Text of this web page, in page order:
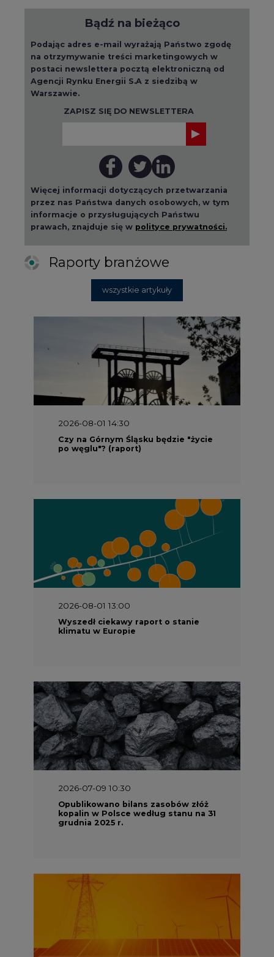
Bądź na bieżąco
Podając adres e-mail wyrażają Państwo zgodę
na otrzymywanie treści marketingowych w
postaci newslettera pocztą elektroniczną od
Agencji Rynku Energii S.A z siedzibą w
Warszawie.
ZAPISZ SIĘ DO NEWSLETTERA
Więcej informacji dotyczących przetwarzania
przez nas Państwa danych osobowych, w tym
informacje o przysługujących Państwu
prawach, znajduje się w polityce prywatności.
Raporty branżowe
wszystkie artykuły
2026-08-01 14:30
Czy na Górnym Śląsku będzie "życie
po węglu"? (raport)
2026-08-01 13:00
Wyszedł ciekawy raport o stanie
klimatu w Europie
2026-07-09 10:30
Opublikowano bilans zasobów złóż
kopalin w Polsce według stanu na 31
grudnia 2025 r.